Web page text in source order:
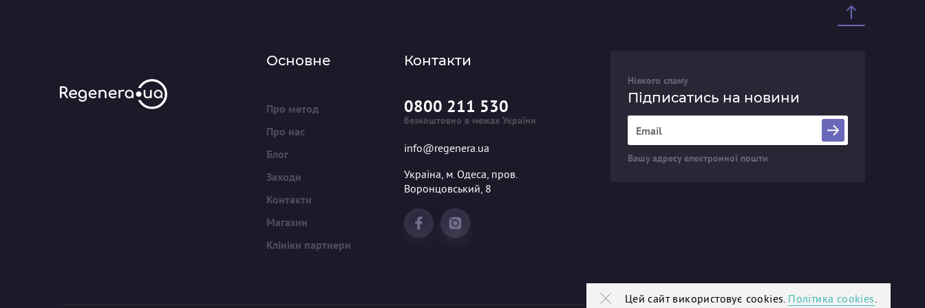
Основне
Про метод
Про нас
Блог
Заходи
Контакти
Магазин
Клініки партнери
Контакти
0800 211 530
безкоштовно в межах України
info@regenera.ua
Україна, м. Одеса, пров.
Воронцовський, 8
Ніякого спаму
Підписатись на новини
Вашу адресу електронної пошти
Цей сайт використовує cookies. Політика cookies.